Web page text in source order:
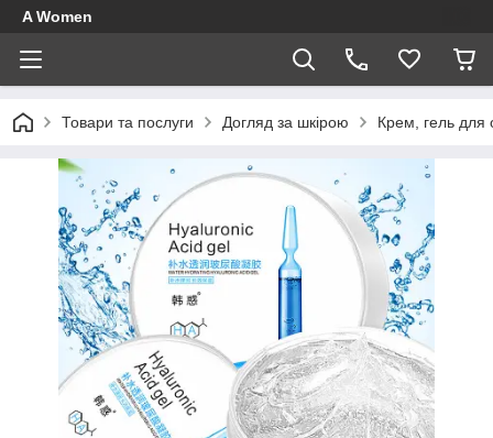
A Women
Товари та послуги Догляд за шкірою Крем, гель для